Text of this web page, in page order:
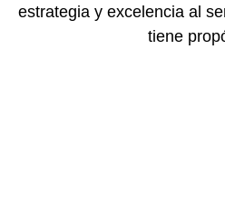
estrategia y excelencia al
tiene